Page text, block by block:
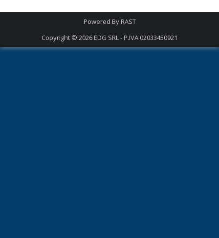
Powered ByRAST
Copyright © 2026EDG SRL - P.IVA 02033450921